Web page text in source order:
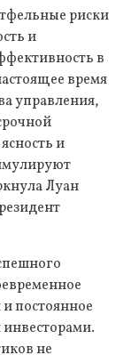
риски
и
в
время
управления,
и
Луан
постоянное
не